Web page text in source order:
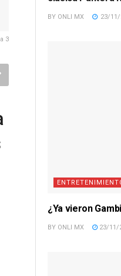
3
BY ONLI MX 23/11/
¿Ya vieron
BY ONLI MX 23/11/